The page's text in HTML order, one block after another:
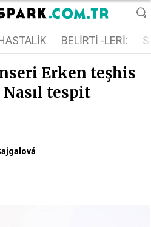
BELIRTI -LERI:
Erken teşhis
tespit